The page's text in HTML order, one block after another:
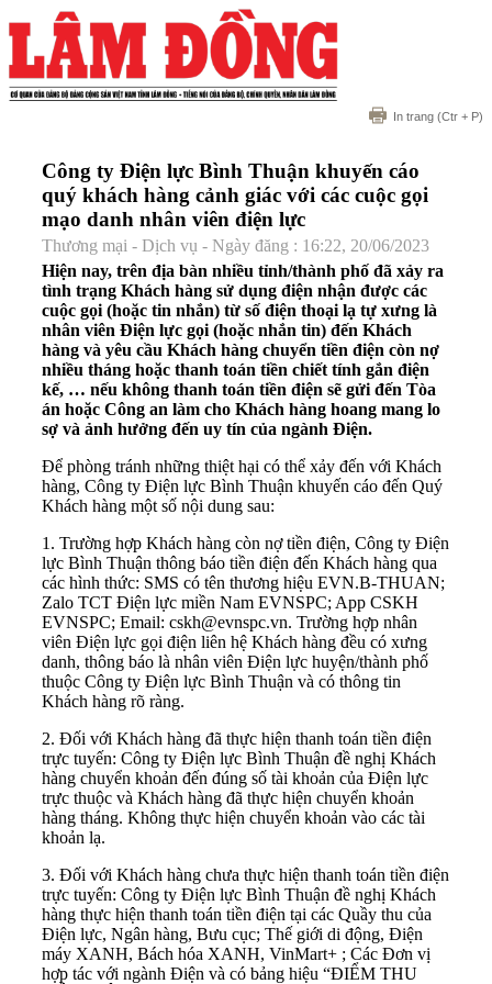
In trang (Ctr + P)
Công ty Điện lực Bình Thuận khuyến cáo
quý khách hàng cảnh giác với các cuộc gọi
mạo danh nhân viên điện lực
Thương mại - Dịch vụ - Ngày đăng : 16:22, 20/06/2023
Hiện nay, trên địa bàn nhiều tỉnh/thành phố đã xảy ra
tình trạng Khách hàng sử dụng điện nhận được các
cuộc gọi (hoặc tin nhắn) từ số điện thoại lạ tự xưng là
nhân viên Điện lực gọi (hoặc nhắn tin) đến Khách
hàng và yêu cầu Khách hàng chuyển tiền điện còn nợ
nhiều tháng hoặc thanh toán tiền chiết tính gắn điện
kế, … nếu không thanh toán tiền điện sẽ gửi đến Tòa
án hoặc Công an làm cho Khách hàng hoang mang lo
sợ và ảnh hưởng đến uy tín của ngành Điện.
Để phòng tránh những thiệt hại có thể xảy đến với Khách
hàng, Công ty Điện lực Bình Thuận khuyến cáo đến Quý
Khách hàng một số nội dung sau:
1. Trường hợp Khách hàng còn nợ tiền điện, Công ty Điện
lực Bình Thuận thông báo tiền điện đến Khách hàng qua
các hình thức: SMS có tên thương hiệu EVN.B-THUAN;
Zalo TCT Điện lực miền Nam EVNSPC; App CSKH
EVNSPC; Email: cskh@evnspc.vn. Trường hợp nhân
viên Điện lực gọi điện liên hệ Khách hàng đều có xưng
danh, thông báo là nhân viên Điện lực huyện/thành phố
thuộc Công ty Điện lực Bình Thuận và có thông tin
Khách hàng rõ ràng.
2. Đối với Khách hàng đã thực hiện thanh toán tiền điện
trực tuyến: Công ty Điện lực Bình Thuận đề nghị Khách
hàng chuyển khoản đến đúng số tài khoản của Điện lực
trực thuộc và Khách hàng đã thực hiện chuyển khoản
hàng tháng. Không thực hiện chuyển khoản vào các tài
khoản lạ.
3. Đối với Khách hàng chưa thực hiện thanh toán tiền điện
trực tuyến: Công ty Điện lực Bình Thuận đề nghị Khách
hàng thực hiện thanh toán tiền điện tại các Quầy thu của
Điện lực, Ngân hàng, Bưu cục; Thế giới di động, Điện
máy XANH, Bách hóa XANH, VinMart+ ; Các Đơn vị
hợp tác với ngành Điện và có bảng hiệu “ĐIỂM THU